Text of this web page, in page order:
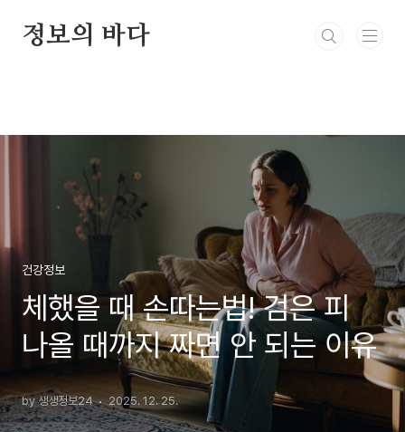
정보의 바다
건강정보
체했을 때 손따는법! 검은 피
나올 때까지 짜면 안 되는 이유
by 생생정보24 2025. 12. 25.